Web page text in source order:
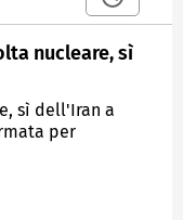
nucleare, sì
sì dell'Iran a
per
della Figc.